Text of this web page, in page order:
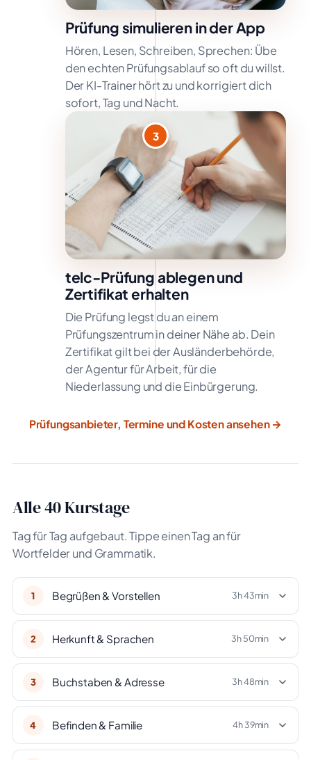
Prüfung simulieren in der App
Hören, Lesen, Schreiben, Sprechen: Übe
den echten Prüfungsablauf so oft du willst.
Der KI-Trainer hört zu und korrigiert dich
sofort, Tag und Nacht.
3
telc-Prüfung ablegen und
Zertifikat erhalten
Die Prüfung legst du an einem
Prüfungszentrum in deiner Nähe ab. Dein
Zertifikat gilt bei der Ausländerbehörde,
der Agentur für Arbeit, für die
Niederlassung und die Einbürgerung.
Prüfungsanbieter, Termine und Kosten ansehen →
Alle 40 Kurstage
Tag für Tag aufgebaut. Tippe einen Tag an für
Wortfelder und Grammatik.
1 Begrüßen & Vorstellen 3h 43min
2 Herkunft & Sprachen 3h 50min
3 Buchstaben & Adresse 3h 48min
4 Befinden & Familie 4h 39min